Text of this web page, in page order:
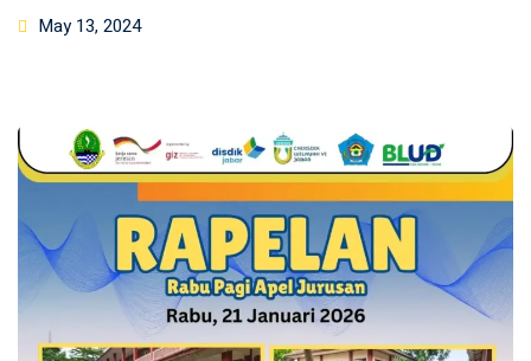
Posted
May 13, 2024